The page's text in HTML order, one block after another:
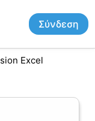
Σύνδεση
Excel